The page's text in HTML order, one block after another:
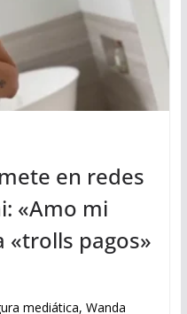
en redes
«Amo mi
«trolls pagos»
mediática, Wanda